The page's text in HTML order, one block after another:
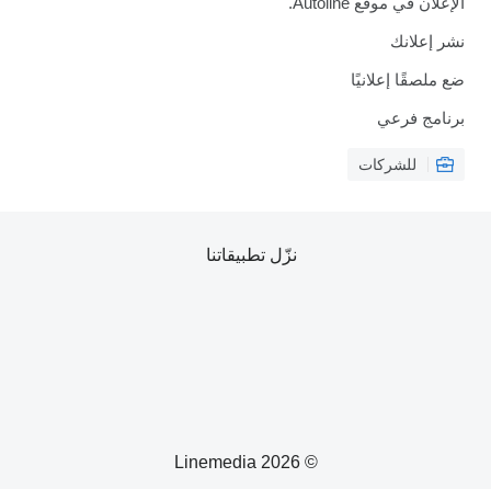
نشر إعلانك
ضع ملصقًا إعلانيًا
برنامج فرعي
للشركات
© 2026 Linemedia
نزّل تطبيقاتنا